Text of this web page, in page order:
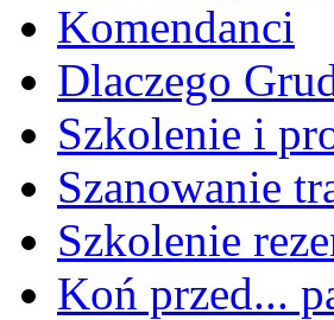
Komendanci
Dlaczego
Szkolenie i
Szanowanie
Szkolenie
Koń przed...